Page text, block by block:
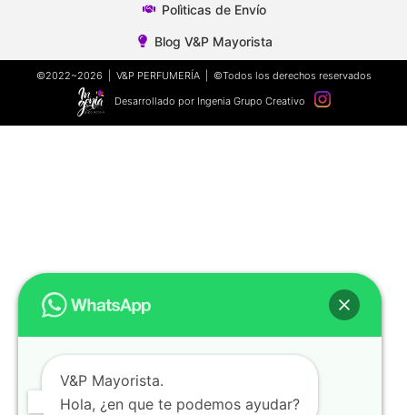
Polìticas de Envío
Blog V&P Mayorista
©2022~2026 | V&P PERFUMERÍA | ©Todos los derechos reservados
Desarrollado por Ingenia Grupo Creativo
V&P Mayorista.
Hola, ¿en que te podemos ayudar?